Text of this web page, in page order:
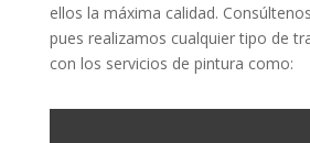
ellos la máxima calidad.
pues realizamos cualquier tipo de
con los servicios de pintura como: